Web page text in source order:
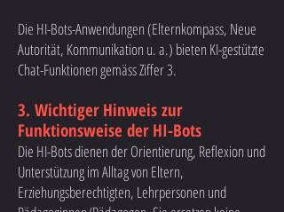
Die HI-Bots-Anwendungen (Elternkompass, Neue
Autorität, Kommunikation u. a.) bieten KI-gestützte
Chat-Funktionen gemäss Ziffer 3.
3. Wichtiger Hinweis zur
Funktionsweise der HI-Bots
Die HI-Bots dienen der Orientierung, Reflexion und
Unterstützung im Alltag von Eltern,
Erziehungsberechtigten, Lehrpersonen und